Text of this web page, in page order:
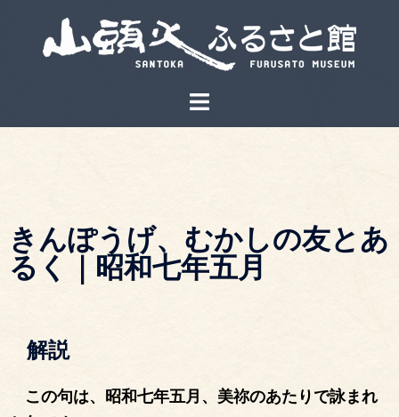
きんぽうげ、むかしの友とあ
るく｜昭和七年五月
解説
この句は、昭和七年五月、美祢のあたりで詠まれ